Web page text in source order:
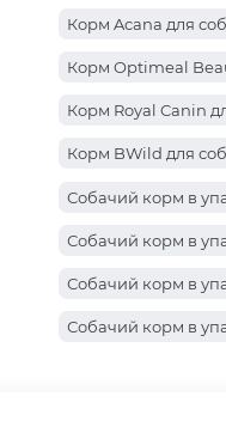
Корм Acana для
Корм Optimeal
Корм Royal Canin
Корм BWild для
Собачий корм в
Собачий корм в
Собачий корм в
Собачий корм в